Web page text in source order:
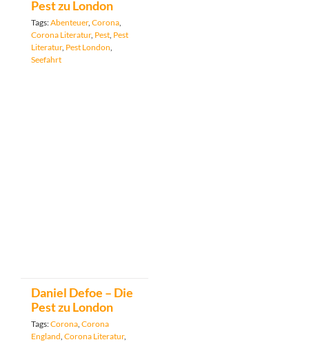
Pest zu London
Tags:Abenteuer, Corona,
Corona Literatur, Pest, Pest
Literatur, Pest London,
Seefahrt
Daniel Defoe – Die
Pest zu London
Tags:Corona Corona
England Corona Literatur,